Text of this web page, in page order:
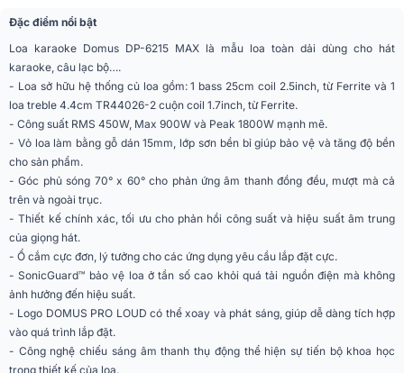
Góc phủ âm (Ngang x
Dọc)
70° x 60°
Số đường tiếng 2 đường tiếng
Dáng loa
Ứng dụng mở rộng
Quán Lounge, Sân khấu, sự kiện,
Phân khúc
Tiêu chuẩn
Treble
1.7inch, từ Ferrite
Tần số đáp ứng (-10
dB)
45Hz - 20kHz
Đặc điểm nổi bật
Loa karaoke Domus DP-6215 MAX là mẫu loa toàn dải dùng cho hát
karaoke, câu lạc bộ….
- Loa sở hữu hệ thống củ loa gồm: 1 bass 25cm coil 2.5inch, từ Ferrite và 1
loa treble 4.4cm TR44026-2 cuộn coil 1.7inch, từ Ferrite.
- Công suất RMS 450W, Max 900W và Peak 1800W mạnh mẽ.
- Vỏ loa làm bằng gỗ dán 15mm, lớp sơn bền bỉ giúp bảo vệ và tăng độ bền
cho sản phẩm.
- Góc phủ sóng 70° x 60° cho phản ứng âm thanh đồng đều, mượt mà cả
trên và ngoài trục.
- Thiết kế chính xác, tối ưu cho phản hồi công suất và hiệu suất âm trung
của giọng hát.
- Ổ cắm cực đơn, lý tưởng cho các ứng dụng yêu cầu lắp đặt cực.
- SonicGuard™ bảo vệ loa ở tần số cao khỏi quá tải nguồn điện mà không
ảnh hưởng đến hiệu suất.
- Logo DOMUS PRO LOUD có thể xoay và phát sáng, giúp dễ dàng tích hợp
vào quá trình lắp đặt.
- Công nghệ chiếu sáng âm thanh thụ động thể hiện sự tiến bộ khoa học
trong thiết kế của loa.